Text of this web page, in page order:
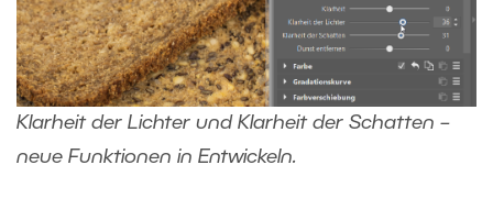
Klarheit der Lichter und Klarheit der Schatten –
neue Funktionen in Entwickeln.